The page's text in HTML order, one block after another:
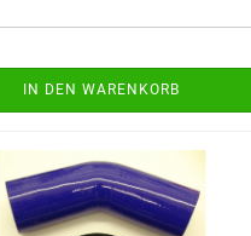
IN DEN WARENKORB